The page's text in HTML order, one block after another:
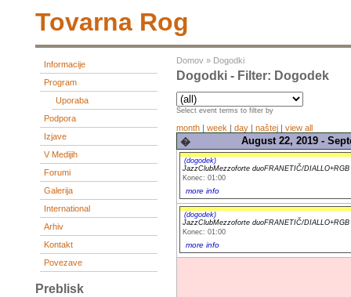
Tovarna Rog
Informacije
Program
Uporaba
Podpora
Izjave
V Medijih
Forumi
Galerija
International
Arhiv
Kontakt
Povezave
Preblisk
Domov » Dogodki
Dogodki - Filter: Dogodek
Select event terms to filter by
month | week | day | naštej | view all
� August 22, 2019 -
(dogodek)
JazzClubMezzoforte duoFRANETIČ/
Konec: 01:00
more info
(dogodek)
JazzClubMezzoforte duoFRANETIČ/
Konec: 01:00
more info